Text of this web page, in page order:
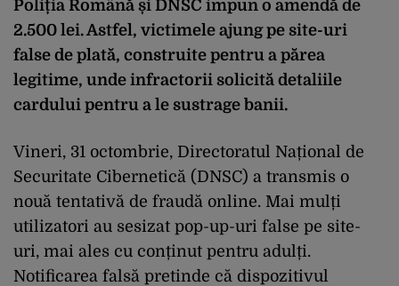
Poliția Română și DNSC impun o amendă de
2.500 lei.Astfel, victimele ajung pe site-uri
false de plată, construite pentru a părea
legitime, unde infractorii solicită detaliile
cardului pentru a le sustrage banii.
Vineri, 31 octombrie, Directoratul Național de
Securitate Cibernetică (DNSC) a transmis o
nouă tentativă de fraudă online. Mai mulți
utilizatori au sesizat pop-up-uri false pe site-
uri, mai ales cu conținut pentru adulți.
Notificarea falsă pretinde că dispozitivul